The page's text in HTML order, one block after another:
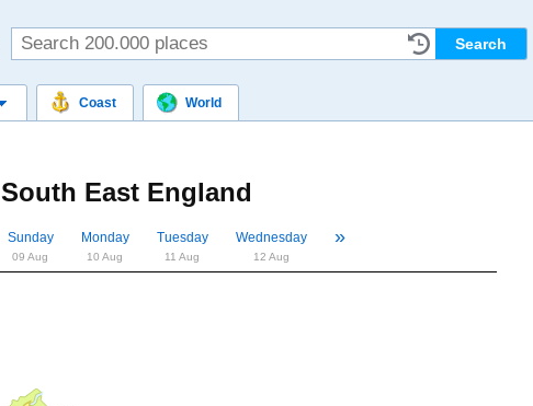
Coast World
South East England
Sunday
09 Aug
Monday
10 Aug
Tuesday
11 Aug
Wednesday
12 Aug
»